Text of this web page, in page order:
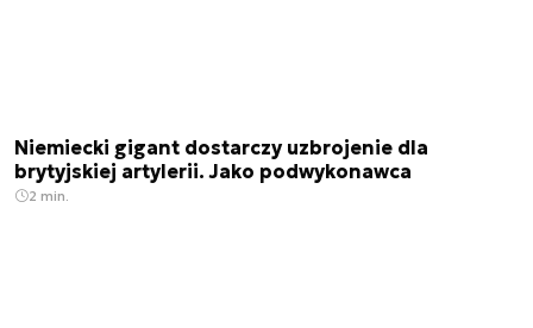
Niemiecki gigant dostarczy uzbrojenie dla
brytyjskiej artylerii. Jako podwykonawca
2 min.